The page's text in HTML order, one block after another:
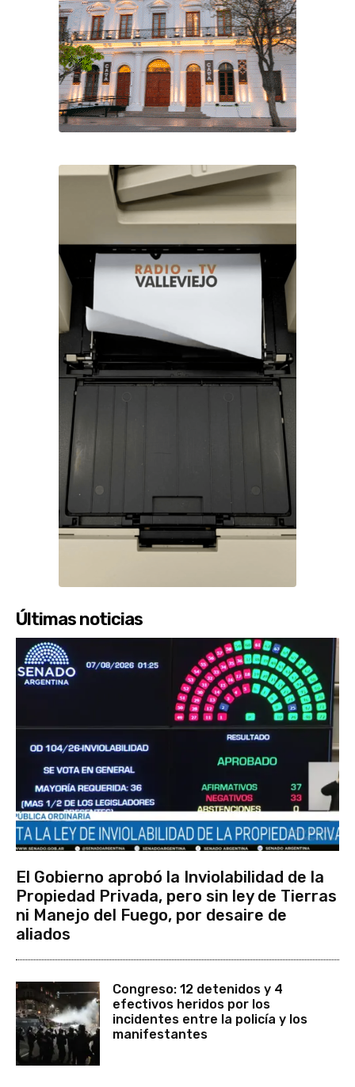
Últimas noticias
El Gobierno aprobó la Inviolabilidad de la
Propiedad Privada, pero sin ley de Tierras
ni Manejo del Fuego, por desaire de
aliados
Congreso: 12 detenidos y 4
efectivos heridos por los
incidentes entre la policía y los
manifestantes